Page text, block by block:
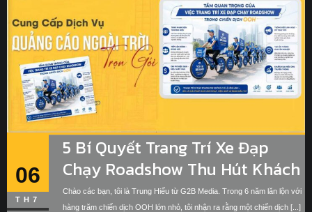
06
TH7
5 Bí Quyết Trang Trí Xe Đạp
Chạy Roadshow Thu Hút Khách
Hàng
Chào các bạn, tôi là Trung Hiếu từ G2B Media. Trong 6 năm lăn lộn với
hàng trăm chiến dịch OOH lớn nhỏ, tôi nhận ra rằng một chiến dịch [...]